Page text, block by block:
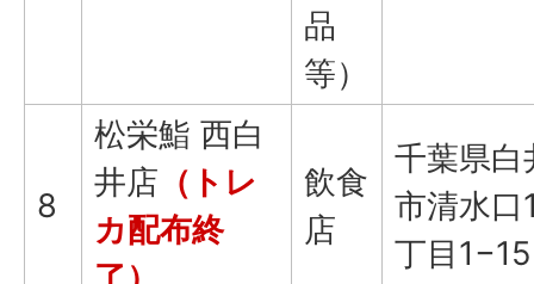
品
等）
8
松栄鮨 西白
井店 （トレ
カ配布終
飲食
店
千葉県白
市清水口
丁目1−15